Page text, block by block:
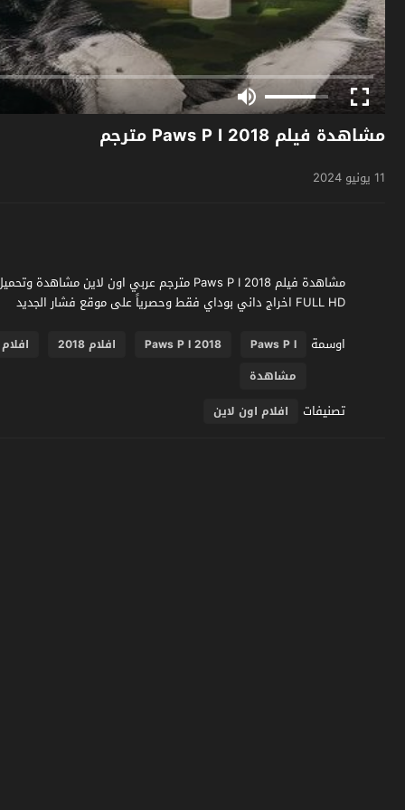
مشاهدة فيلم Paws P I 2018 مترجم
11 يونيو 2024
FULL HD اخراج داني بوداي فقط وحصرياً على موقع فشار الجديد
اوسمة
Paws P I
Paws P I 2018 افلام 2018
مشاهدة
تصنيفات افلام اون لاين